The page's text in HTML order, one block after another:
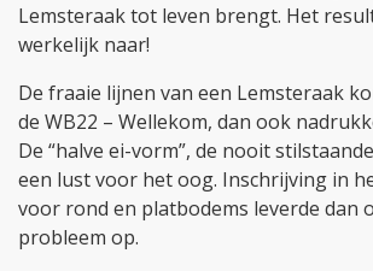
Lemsteraak tot leven brengt. Het
werkelijk naar!
De fraaie lijnen van een Lemsteraak
de WB22 – Wellekom, dan ook
De “halve ei-vorm”, de nooit
een lust voor het oog. Inschrijving in
voor rond en platbodems leverde dan
probleem op.